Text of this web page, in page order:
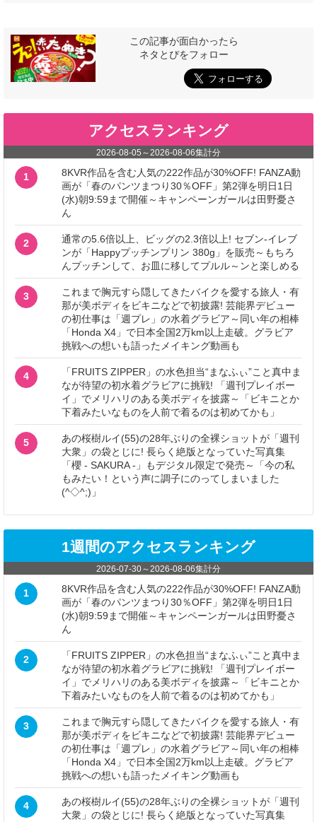
この記事が面白かったら
ネタとぴをフォロー
アクセスランキング
2026-08-05 ～2026-08-06集計分
1
8KVR作品を含む人気の222作品が30%OFF! FANZA動
画が「春のパンツまつり30％OFF」第2弾を明日1日
(水)朝9:59まで開催～キャンペーンガールは田野憂さ
ん
2
通常の5.6倍以上、ビッグの2.3倍以上! セブン‐イレブ
ンが「Happyプッチンプリン 380g」を販売～もちろ
んプッチンして、お皿に移してプルル～ンと楽しめる
3
これまで胸元すら隠してきたバイクを愛する旅人・有
那が美ボディをビキニなどで初披露! 芸能界デビュー
の初仕事は「週プレ」の水着グラビア～同い年の相棒
「Honda X4」で日本全国2万km以上走破。グラビア
挑戦への想いも語ったメイキング動画も
4
「FRUITS ZIPPER」の水色担当“まなふぃ”こと真中ま
なが待望の初水着グラビアに挑戦! 「週刊プレイボー
イ」でメリハリのある美ボディを披露～「ビキニとか
下着みたいなものを人前で着るのは初めてかも」
5
あの桜樹ルイ(55)の28年ぶりの全裸ショットが「週刊
大衆」の袋とじに! 長らく絶版となっていた写真集
「櫻 - SAKURA -」もデジタル限定で発売～「今の私
もみたい！という声に調子にのってしまいました
(^◇^;)」
1週間のアクセスランキング
2026-07-30～2026-08-06集計分
1
8KVR作品を含む人気の222作品が30%OFF! FANZA動
画が「春のパンツまつり30％OFF」第2弾を明日1日
(水)朝9:59まで開催～キャンペーンガールは田野憂さ
ん
2
「FRUITS ZIPPER」の水色担当“まなふぃ”こと真中ま
なが待望の初水着グラビアに挑戦! 「週刊プレイボー
イ」でメリハリのある美ボディを披露～「ビキニとか
下着みたいなものを人前で着るのは初めてかも」
3
これまで胸元すら隠してきたバイクを愛する旅人・有
那が美ボディをビキニなどで初披露! 芸能界デビュー
の初仕事は「週プレ」の水着グラビア～同い年の相棒
「Honda X4」で日本全国2万km以上走破。グラビア
挑戦への想いも語ったメイキング動画も
4
あの桜樹ルイ(55)の28年ぶりの全裸ショットが「週刊
大衆」の袋とじに! 長らく絶版となっていた写真集